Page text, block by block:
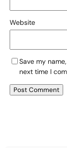
Website
Save my
next time I